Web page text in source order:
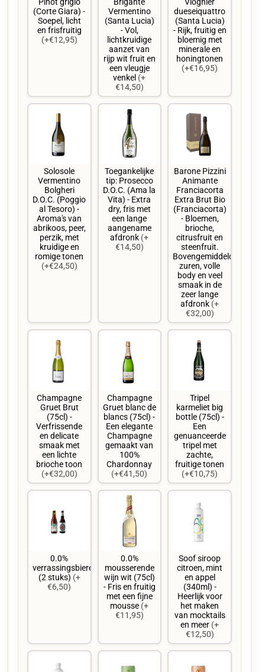
(Corte Giara) -
Soepel, licht
en frisfruitig
(+€12,95)
Vermentino
(Santa Lucia)
- Vol,
lichtkruidige
aanzet van
rijp wit fruit en
een vleugje
venkel (+
€14,50)
dueseiquattro
(Santa Lucia)
- Rijk, fruitig en
bloemig met
minerale en
honingtonen
(+€16,95)
Solosole
Vermentino
Bolgheri
D.O.C. (Poggio
al Tesoro) -
Aroma's van
abrikoos, peer,
perzik, met
kruidige en
romige tonen
(+€24,50)
Toegankelijke
tip: Prosecco
D.O.C. (Ama la
Vita) - Extra
dry, fris met
een lange
aangename
afdronk (+
€14,50)
Barone Pizzini
Animante
Franciacorta
Extra Brut Bio
(Franciacorta)
- Bloemen,
brioche,
citrusfruit en
steenfruit.
Bovengemiddelde
zuren, volle
body en veel
smaak in de
zeer lange
afdronk (+
€32,00)
Champagne
Gruet Brut
(75cl) -
Verfrissende
en delicate
smaak met
een lichte
brioche toon
(+€32,00)
Champagne
Gruet blanc de
blancs (75cl) -
Een elegante
Champagne
gemaakt van
100%
Chardonnay
(+€41,50)
Tripel
karmeliet big
bottle (75cl) -
Een
genuanceerde
tripel met
zachte,
fruitige tonen
(+€10,75)
0.0%
verrassingsbieren
(2 stuks) (+
€6,50)
0.0%
mousserende
wijn wit (75cl)
- Fris en fruitig
met een fijne
mousse (+
€11,95)
Soof siroop
citroen, mint
en appel
(340ml) -
Heerlijk voor
het maken
van mocktails
en meer (+
€12,50)